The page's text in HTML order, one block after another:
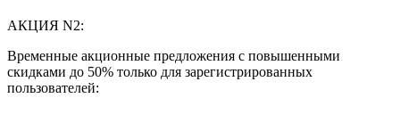
АКЦИЯ N2:
Временные акционные предложения с повышенными
скидками до 50% только для зарегистрированных
пользователей: